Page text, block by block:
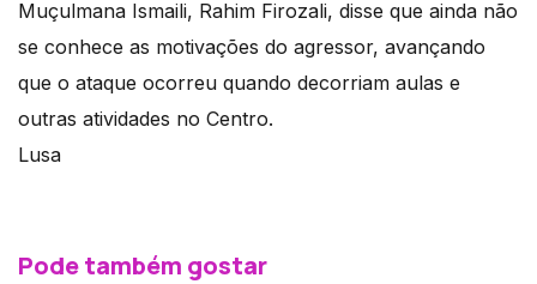
Muçulmana Ismaili, Rahim Firozali, disse que ainda não
se conhece as motivações do agressor, avançando
que o ataque ocorreu quando decorriam aulas e
outras atividades no Centro.
Lusa
Pode também gostar